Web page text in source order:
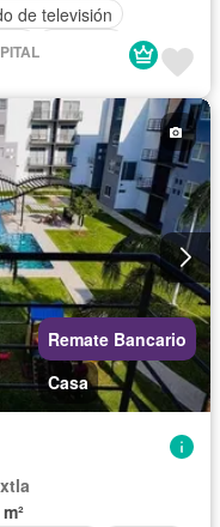
de televisión
Remate Bancario
Casa